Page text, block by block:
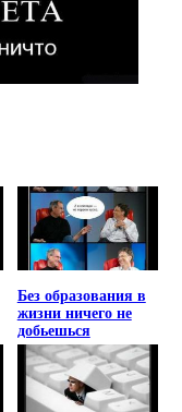
Без образования в
жизни ничего не
добьешься